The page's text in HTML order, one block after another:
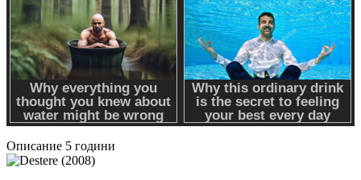
Описание 5 години